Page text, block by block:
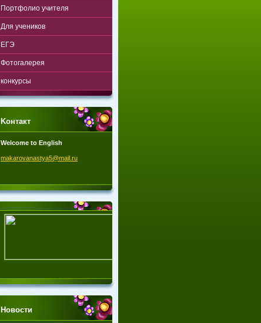
Портфолио учителя
Для учеников
ЕГЭ
Фотогалерея
конкурсы
Koнтакт
Welcome to English
makarovanastya5@mail.ru
Новости